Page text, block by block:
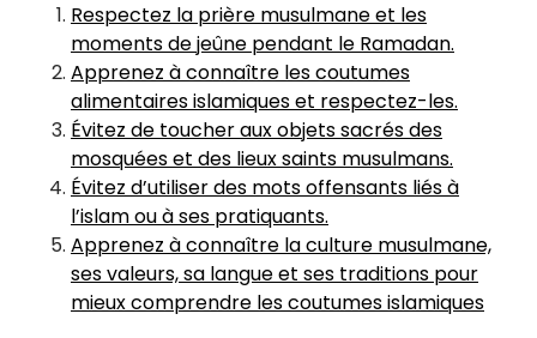
Respectez la prière musulmane et les
moments de jeûne pendant le Ramadan.
Apprenez à connaître les coutumes
alimentaires islamiques et respectez-les.
Évitez de toucher aux objets sacrés des
mosquées et des lieux saints musulmans.
Évitez d’utiliser des mots offensants liés à
l’islam ou à ses pratiquants.
Apprenez à connaître la culture musulmane,
ses valeurs, sa langue et ses traditions pour
mieux comprendre les coutumes islamiques